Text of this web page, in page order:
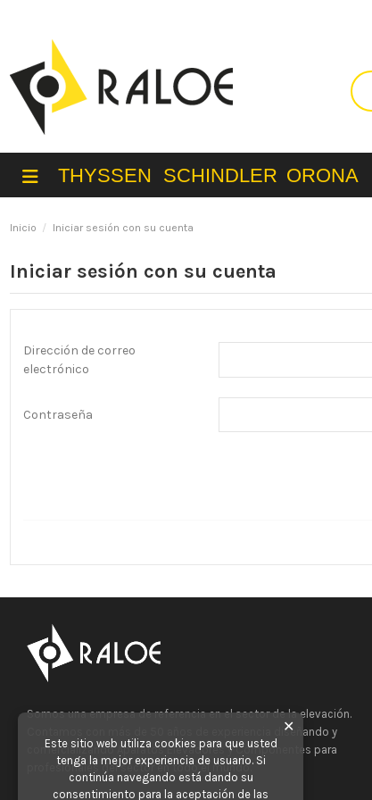
THYSSEN SCHINDLER ORONA
Inicio Iniciar sesión con su cuenta
Iniciar sesión con su cuenta
Dirección de correo
electrónico
Contraseña
Somos una empresa de referencia en el sector de la elevación.
Contamos con más de 50 años de experiencia diseñando y
comercializando Aparatos Elevadores y Componentes para
profesionales del sector en todo el mundo.
✕
Este sitio web utiliza cookies para que usted
tenga la mejor experiencia de usuario. Si
continúa navegando está dando su
consentimiento para la aceptación de las